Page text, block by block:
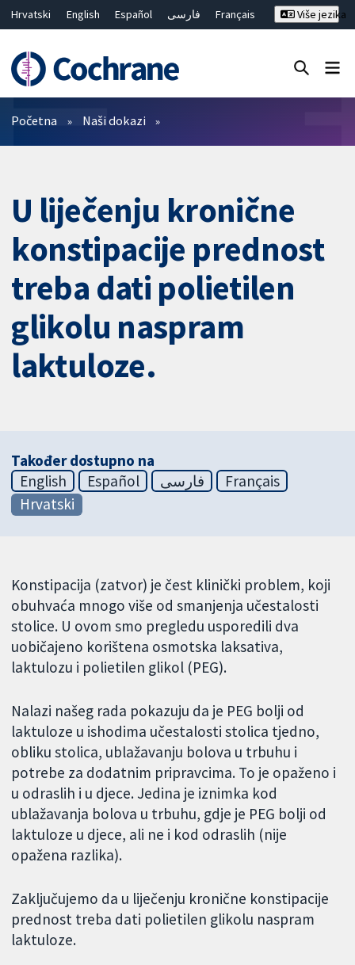
Hrvatski English Español فارسی
Français
繁體中文
简体中文
Više jezika
Prečistači
Početna Naši dokazi
U liječenju kronične
konstipacije prednost
treba dati polietilen
glikolu naspram
laktuloze.
Također dostupno na
English
Español فارسی
Français
Hrvatski
Konstipacija (zatvor) je čest klinički problem, koji
obuhvaća mnogo više od smanjenja učestalosti
stolice. U ovom smo pregledu usporedili dva
uobičajeno korištena osmotska laksativa,
laktulozu i polietilen glikol (PEG).
Nalazi našeg rada pokazuju da je PEG bolji od
laktuloze u ishodima učestalosti stolica tjedno,
obliku stolica, ublažavanju bolova u trbuhu i
potrebe za dodatnim pripravcima. To je opaženo i
u odraslih i u djece. Jedina je iznimka kod
ublažavanja bolova u trbuhu, gdje je PEG bolji od
laktuloze u djece, ali ne i kod odraslih (nije
opažena razlika).
Zaključujemo da u liječenju kronične konstipacije
prednost treba dati polietilen glikolu naspram
laktuloze.